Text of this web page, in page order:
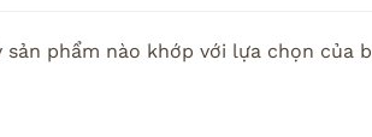
phẩm nào khớp với lựa chọn của